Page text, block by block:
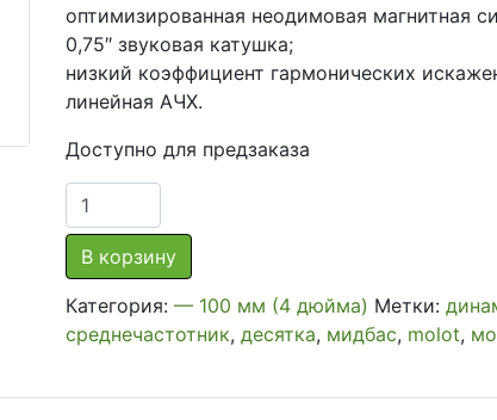
оптимизированная неодимовая магнитная
0,75″ звуковая катушка;
низкий коэффициент гармонических
линейная АЧХ.
Доступно для предзаказа
Количество
товара
Широкополосная
акустика
Faital
Pro
В корзину
Категория: — 100 мм (4 дюйма) Метки:
среднечастотник, десятка, мидбас, molot,